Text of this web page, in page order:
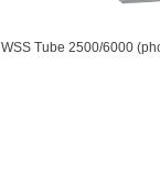
WSS Tube 2500/6000